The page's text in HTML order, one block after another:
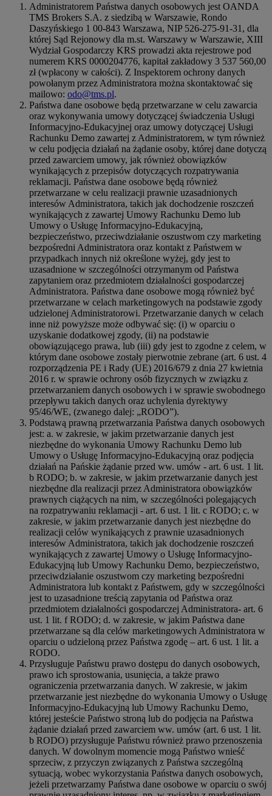
Administratorem Państwa danych osobowych jest OANDA
TMS Brokers S.A. z siedzibą w Warszawie, Rondo
Daszyńskiego 1 00-843 Warszawa, NIP 526-275-91-31, dla
której Sąd Rejonowy dla m.st. Warszawy w Warszawie, XIII
Wydział Gospodarczy KRS prowadzi akta rejestrowe pod
numerem KRS 0000204776, kapitał zakładowy 3 537 560,00
zł (wpłacony w całości). Z Inspektorem ochrony danych
powołanym przez Administratora można skontaktować się
mailowo: odo@tms.pl.
Państwa dane osobowe będą przetwarzane w celu zawarcia
oraz wykonywania umowy dotyczącej świadczenia Usługi
Informacyjno-Edukacyjnej oraz umowy dotyczącej Usługi
Rachunku Demo zawartej z Administratorem, w tym również
w celu podjęcia działań na żądanie osoby, której dane dotyczą
przed zawarciem umowy, jak również obowiązków
wynikających z przepisów dotyczących rozpatrywania
reklamacji. Państwa dane osobowe będą również
przetwarzane w celu realizacji prawnie uzasadnionych
interesów Administratora, takich jak dochodzenie roszczeń
wynikających z zawartej Umowy Rachunku Demo lub
Umowy o Usługę Informacyjno-Edukacyjną,
bezpieczeństwo, przeciwdziałanie oszustwom czy marketing
bezpośredni Administratora oraz kontakt z Państwem w
przypadkach innych niż określone wyżej, gdy jest to
uzasadnione w szczególności otrzymanym od Państwa
zapytaniem oraz przedmiotem działalności gospodarczej
Administratora. Państwa dane osobowe mogą również być
przetwarzane w celach marketingowych na podstawie zgody
udzielonej Administratorowi. Przetwarzanie danych w celach
inne niż powyższe może odbywać się: (i) w oparciu o
uzyskanie dodatkowej zgody, (ii) na podstawie
obowiązującego prawa, lub (iii) gdy jest to zgodne z celem, w
którym dane osobowe zostały pierwotnie zebrane (art. 6 ust. 4
rozporządzenia PE i Rady (UE) 2016/679 z dnia 27 kwietnia
2016 r. w sprawie ochrony osób fizycznych w związku z
przetwarzaniem danych osobowych i w sprawie swobodnego
przepływu takich danych oraz uchylenia dyrektywy
95/46/WE, (zwanego dalej: „RODO”).
Podstawą prawną przetwarzania Państwa danych osobowych
jest: a. w zakresie, w jakim przetwarzanie danych jest
niezbędne do wykonania Umowy Rachunku Demo lub
Umowy o Usługę Informacyjno-Edukacyjną oraz podjęcia
działań na Pańskie żądanie przed ww. umów - art. 6 ust. 1 lit.
b RODO; b. w zakresie, w jakim przetwarzanie danych jest
niezbędne dla realizacji przez Administratora obowiązków
prawnych ciążących na nim, w szczególności polegających
na rozpatrywaniu reklamacji - art. 6 ust. 1 lit. c RODO; c. w
zakresie, w jakim przetwarzanie danych jest niezbędne do
realizacji celów wynikających z prawnie uzasadnionych
interesów Administratora, takich jak dochodzenie roszczeń
wynikających z zawartej Umowy o Usługę Informacyjno-
Edukacyjną lub Umowy Rachunku Demo, bezpieczeństwo,
przeciwdziałanie oszustwom czy marketing bezpośredni
Administratora lub kontakt z Państwem, gdy w szczególności
jest to uzasadnione treścią zapytania od Państwa oraz
przedmiotem działalności gospodarczej Administratora- art. 6
ust. 1 lit. f RODO; d. w zakresie, w jakim Państwa dane
przetwarzane są dla celów marketingowych Administratora w
oparciu o udzieloną przez Państwa zgodę – art. 6 ust. 1 lit. a
RODO.
Przysługuje Państwu prawo dostępu do danych osobowych,
prawo ich sprostowania, usunięcia, a także prawo
ograniczenia przetwarzania danych. W zakresie, w jakim
przetwarzanie jest niezbędne do wykonania Umowy o Usługę
Informacyjno-Edukacyjną lub Umowy Rachunku Demo,
której jesteście Państwo stroną lub do podjęcia na Państwa
żądanie działań przed zawarciem ww. umów (art. 6 ust. 1 lit.
b RODO) przysługuje Państwu również prawo przenoszenia
danych. W dowolnym momencie mogą Państwo wnieść
sprzeciw, z przyczyn związanych z Państwa szczególną
sytuacją, wobec wykorzystania Państwa danych osobowych,
jeżeli przetwarzamy Państwa dane osobowe w oparciu o swój